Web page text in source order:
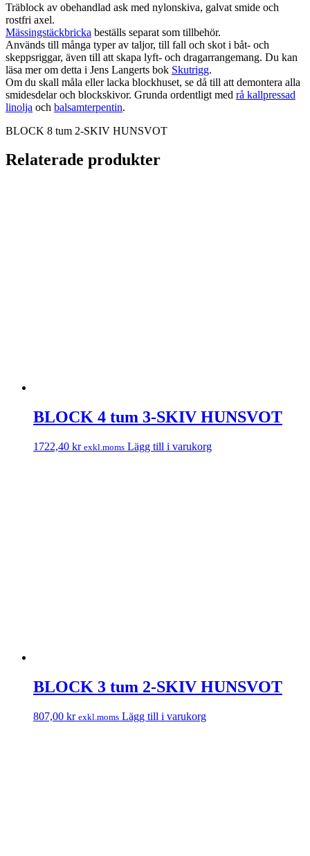
Träblock av obehandlad ask med nylonskiva, galvat smide och
rostfri axel.
Mässingstäckbricka beställs separat som tillbehör.
Används till många typer av taljor, till fall och skot i båt- och
skeppsriggar, även till att skapa lyft- och dragarrangemang. Du kan
läsa mer om detta i Jens Langerts bok Skutrigg.
Om du skall måla eller lacka blockhuset, se då till att demontera alla
smidesdelar och blockskivor. Grunda ordentligt med rå kallpressad
linolja och balsamterpentin.
BLOCK 8 tum 2-SKIV HUNSVOT
Relaterade produkter
BLOCK 4 tum 3-SKIV HUNSVOT
1722,40 kr exkl.moms Lägg till i varukorg
BLOCK 3 tum 2-SKIV HUNSVOT
807,00 kr exkl.moms Lägg till i varukorg